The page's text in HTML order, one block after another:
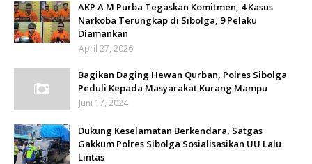
AKP A M Purba Tegaskan Komitmen, 4 Kasus
Narkoba Terungkap di Sibolga, 9 Pelaku
Diamankan
April 27, 2026
Bagikan Daging Hewan Qurban, Polres Sibolga
Peduli Kepada Masyarakat Kurang Mampu
Juni 17, 2024
Dukung Keselamatan Berkendara, Satgas
Gakkum Polres Sibolga Sosialisasikan UU Lalu
Lintas